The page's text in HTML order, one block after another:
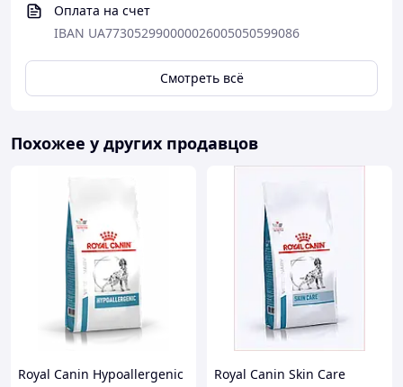
Оплата на счет
IBAN UA773052990000026005050599086
Смотреть всё
Похожее у других продавцов
Royal Canin Hypoallergenic
Royal Canin Skin Care